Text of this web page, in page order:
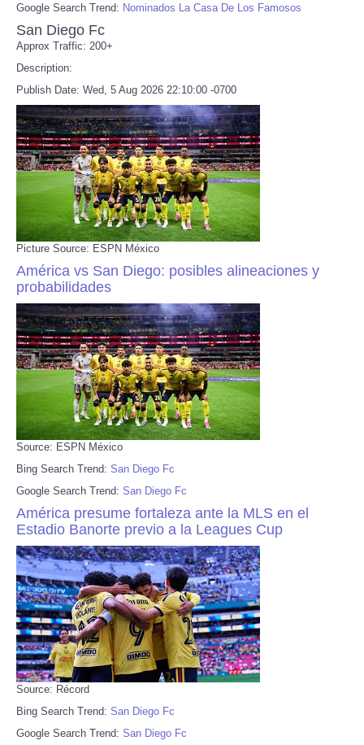
Google Search Trend: Nominados La Casa De Los Famosos
San Diego Fc
Approx Traffic: 200+
Description:
Publish Date: Wed, 5 Aug 2026 22:10:00 -0700
Picture Source: ESPN México
América vs San Diego: posibles alineaciones y
probabilidades
Source: ESPN México
Bing Search Trend: San Diego Fc
Google Search Trend: San Diego Fc
América presume fortaleza ante la MLS en el
Estadio Banorte previo a la Leagues Cup
Source: Récord
Bing Search Trend: San Diego Fc
Google Search Trend: San Diego Fc